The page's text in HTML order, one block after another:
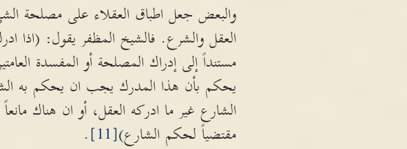
والبعض جعل اطباق العقلاء على مصلحة
العقل والشرع. فالشيخ المظفر يقول: (اذا
مستنداً إلى إدراك المصلحة أو المفسدة
يحكم بأن هذا المدرك يجب ان يحكم به
الشارع غير ما ادركه العقل، أو ان هناك
مقتضياً لحكم الشارع)[11]
.